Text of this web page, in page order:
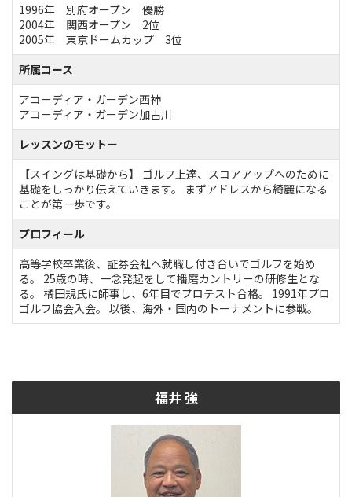
1996年 別府オープン 優勝
2004年 関西オープン 2位
2005年 東京ドームカップ 3位
所属コース
アコーディア・ガーデン西神
アコーディア・ガーデン加古川
レッスンのモットー
【スイングは基礎から】 ゴルフ上達、スコアアップへのために
基礎をしっかり伝えていきます。 まずアドレスから綺麗になる
ことが第一歩です。
プロフィール
高等学校卒業後、証券会社へ就職し付き合いでゴルフを始め
る。 25歳の時、一念発起をして播磨カントリーの研修生とな
る。 橘田規氏に師事し、6年目でプロテスト合格。 1991年プロ
ゴルフ協会入会。 以後、海外・国内のトーナメントに参戦。
福井 強